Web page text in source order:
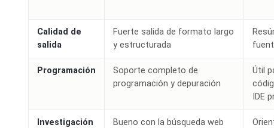
Calidad de
salida
Fuerte salida de formato largo
y estructurada
Programación
Soporte completo de
programación y depuración
Útil
IDE
Investigación
Bueno con la búsqueda web